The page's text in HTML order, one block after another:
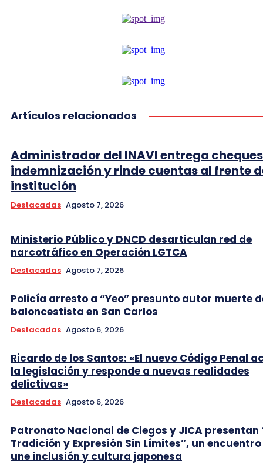
Artículos relacionados
Administrador del INAVI entrega
indemnización y rinde cuentas al frente
institución
Destacadas Agosto 7, 2026
Ministerio Público y DNCD desarticulan red de
narcotráfico en Operación LGTCA
Destacadas Agosto 7, 2026
Policía arresto a “Yeo” presunto autor muerte
baloncestista en San Carlos
Destacadas Agosto 6, 2026
Ricardo de los Santos: «El nuevo Código Penal
la legislación y responde a nuevas realidades
delictivas»
Destacadas Agosto 6, 2026
Patronato Nacional de Ciegos y JICA presentan
Tradición y Expresión Sin Límites”, un
une inclusión y cultura japonesa